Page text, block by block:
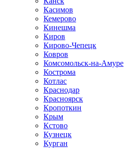
Касимов
Кемерово
Кинешма
Киров
Кирово-Чепецк
Ковров
Комсомольск-на-Амуре
Кострома
Котлас
Краснодар
Красноярск
Кропоткин
Крым
Кстово
Кузнецк
Курган